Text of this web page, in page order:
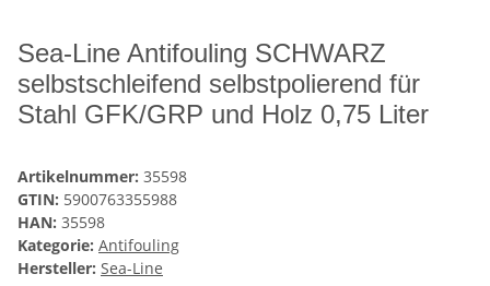
Sea-Line Antifouling SCHWARZ
selbstschleifend selbstpolierend für
Stahl GFK/GRP und Holz 0,75 Liter
Artikelnummer: 35598
GTIN: 5900763355988
HAN: 35598
Kategorie: Antifouling
Hersteller: Sea-Line